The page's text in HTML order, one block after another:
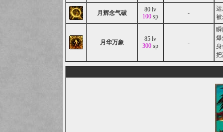
月辉念气破
80 lv
100 sp -
月华万象
85 lv
300 sp -